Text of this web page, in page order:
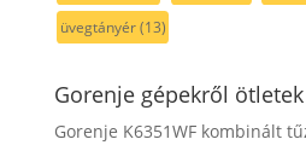
üvegtányér(13)
Gorenje gépekről
Gorenje K6351WF kombinált